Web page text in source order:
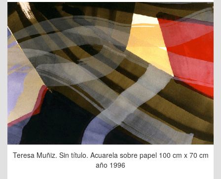
Teresa Muñiz. Sin título. Acuarela sobre papel 100 cm x 70 cm
año 1996